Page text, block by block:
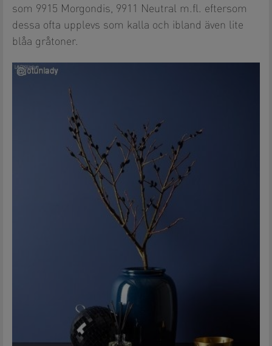
som 9915 Morgondis, 9911 Neutral m.fl. eftersom
dessa ofta upplevs som kalla och ibland även lite
blåa gråtoner.